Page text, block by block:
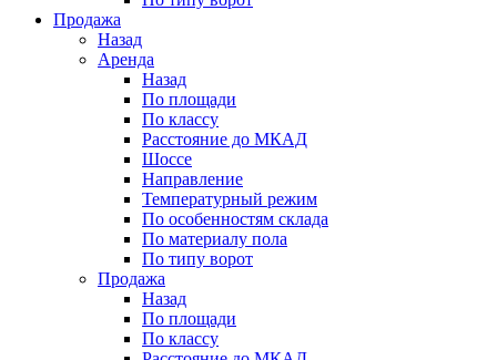
Продажа
Назад
Аренда
Назад
По площади
По классу
Расстояние до МКАД
Шоссе
Направление
Температурный режим
По особенностям склада
По материалу пола
По типу ворот
Продажа
Назад
По площади
По классу